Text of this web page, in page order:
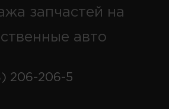
запчастей на
авто
206-206-5